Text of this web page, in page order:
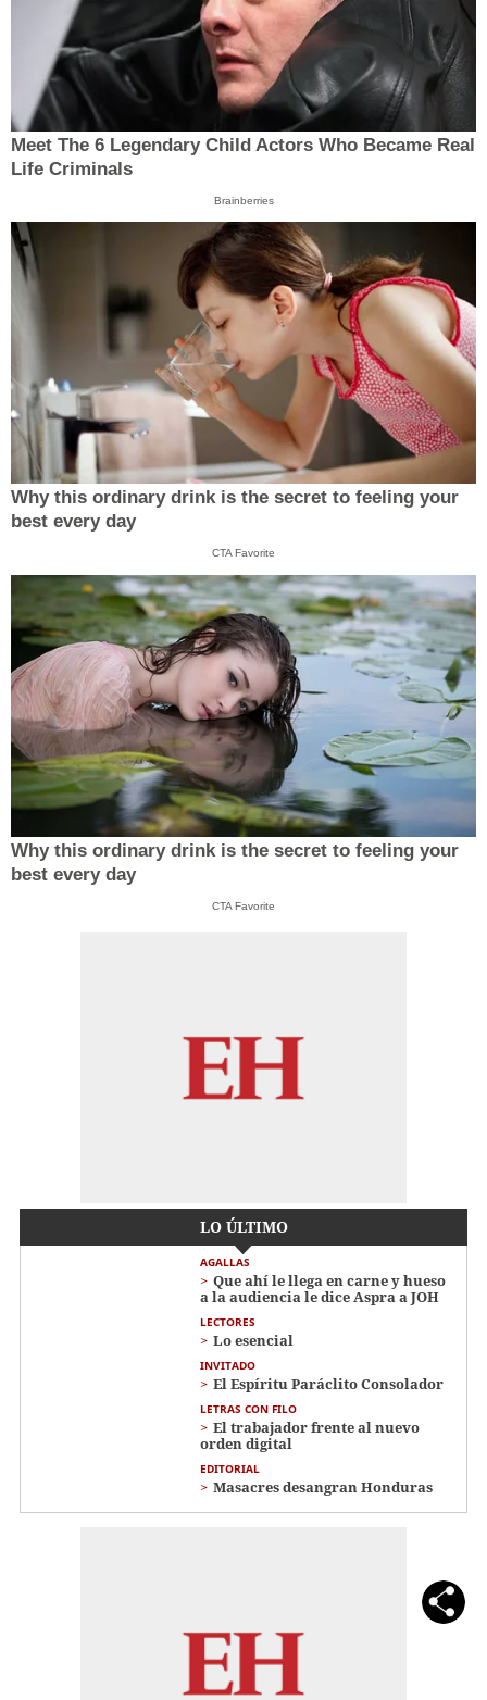
Meet The 6 Legendary Child Actors Who Became Real
Life Criminals
Brainberries
Why this ordinary drink is the secret to feeling your
best every day
CTA Favorite
Why this ordinary drink is the secret to feeling your
best every day
CTA Favorite
LO ÚLTIMO
AGALLAS
Que ahí le llega en carne y hueso
a la audiencia le dice Aspra a JOH
LECTORES
Lo esencial
INVITADO
El Espíritu Paráclito Consolador
LETRAS CON FILO
El trabajador frente al nuevo
orden digital
EDITORIAL
Masacres desangran Honduras